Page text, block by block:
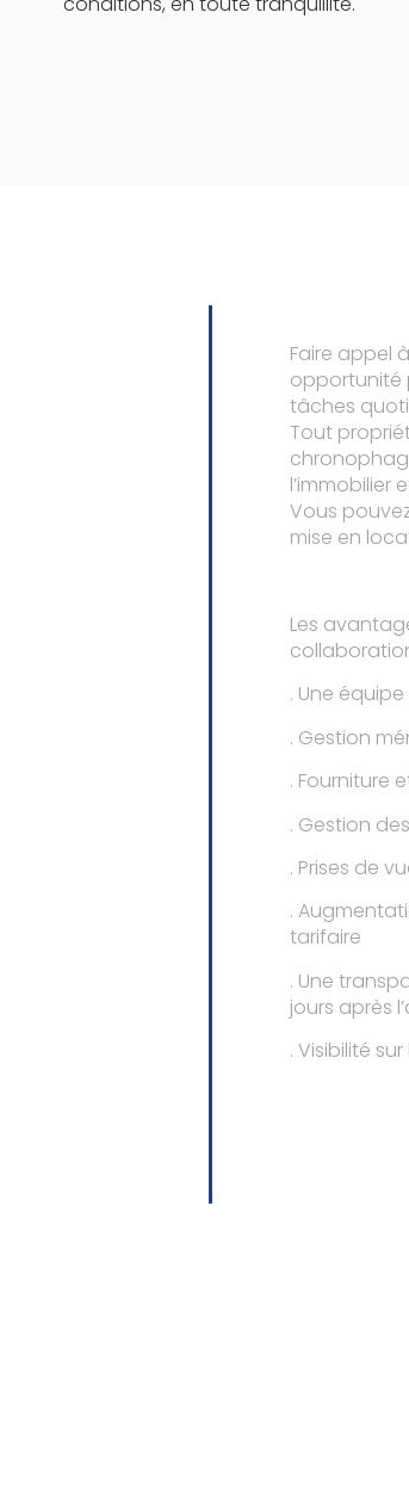
Faire appel
opportunité
tâches
Tout
l’immobilier
Vous
mise en
Les
. Une
. Gestion
. Fourniture
. Gestion
. Prises de
.
tarifaire
. Une
jours après
. Visibilité